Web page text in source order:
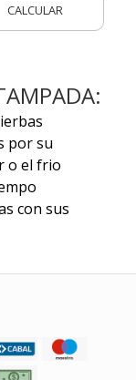
CALCULAR
por su
o el frio
con sus